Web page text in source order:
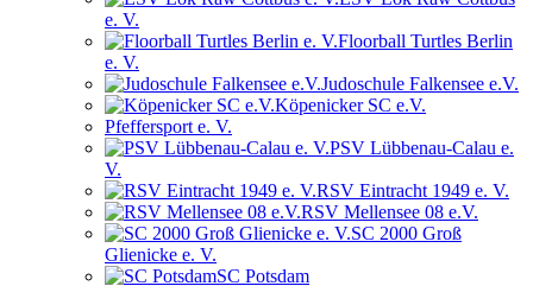
e. V.
Floorball Turtles Berlin
e. V.
Judoschule Falkensee e.V.
Köpenicker SC e.V.
Pfeffersport e. V.
PSV Lübbenau-Calau e.
V.
RSV Eintracht 1949 e. V.
RSV Mellensee 08 e.V.
SC 2000 Groß
Glienicke e. V.
SC Potsdam